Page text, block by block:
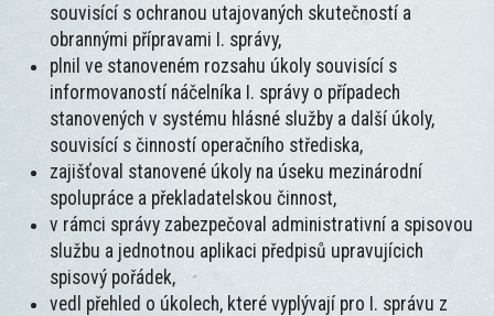
souvisící s ochranou utajovaných skutečností a
obrannými přípravami I. správy,
plnil ve stanoveném rozsahu úkoly souvisící s
informovaností náčelníka I. správy o případech
stanovených v systému hlásné služby a další úkoly,
souvisící s činností operačního střediska,
zajišťoval stanovené úkoly na úseku mezinárodní
spolupráce a překladatelskou činnost,
v rámci správy zabezpečoval administrativní a spisovou
službu a jednotnou aplikaci předpisů upravujícich
spisový pořádek,
vedl přehled o úkolech, které vyplývají pro I. správu z